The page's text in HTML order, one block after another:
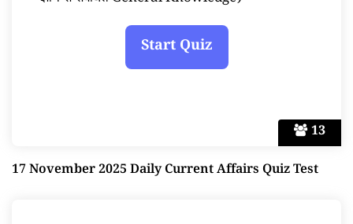
13
17 November 2025 Daily Current Affairs Quiz Test